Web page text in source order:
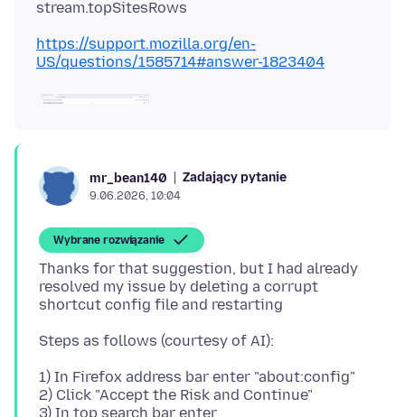
https://support.mozilla.org/en-
US/questions/1585714#answer-1823404
mr_bean140 Zadający pytanie
9.06.2026, 10:04
Wybrane rozwiązanie
Thanks for that suggestion, but I had already
resolved my issue by deleting a corrupt
1) In Firefox address bar enter "about:config"
2) Click "Accept the Risk and Continue"
3) In top search bar enter